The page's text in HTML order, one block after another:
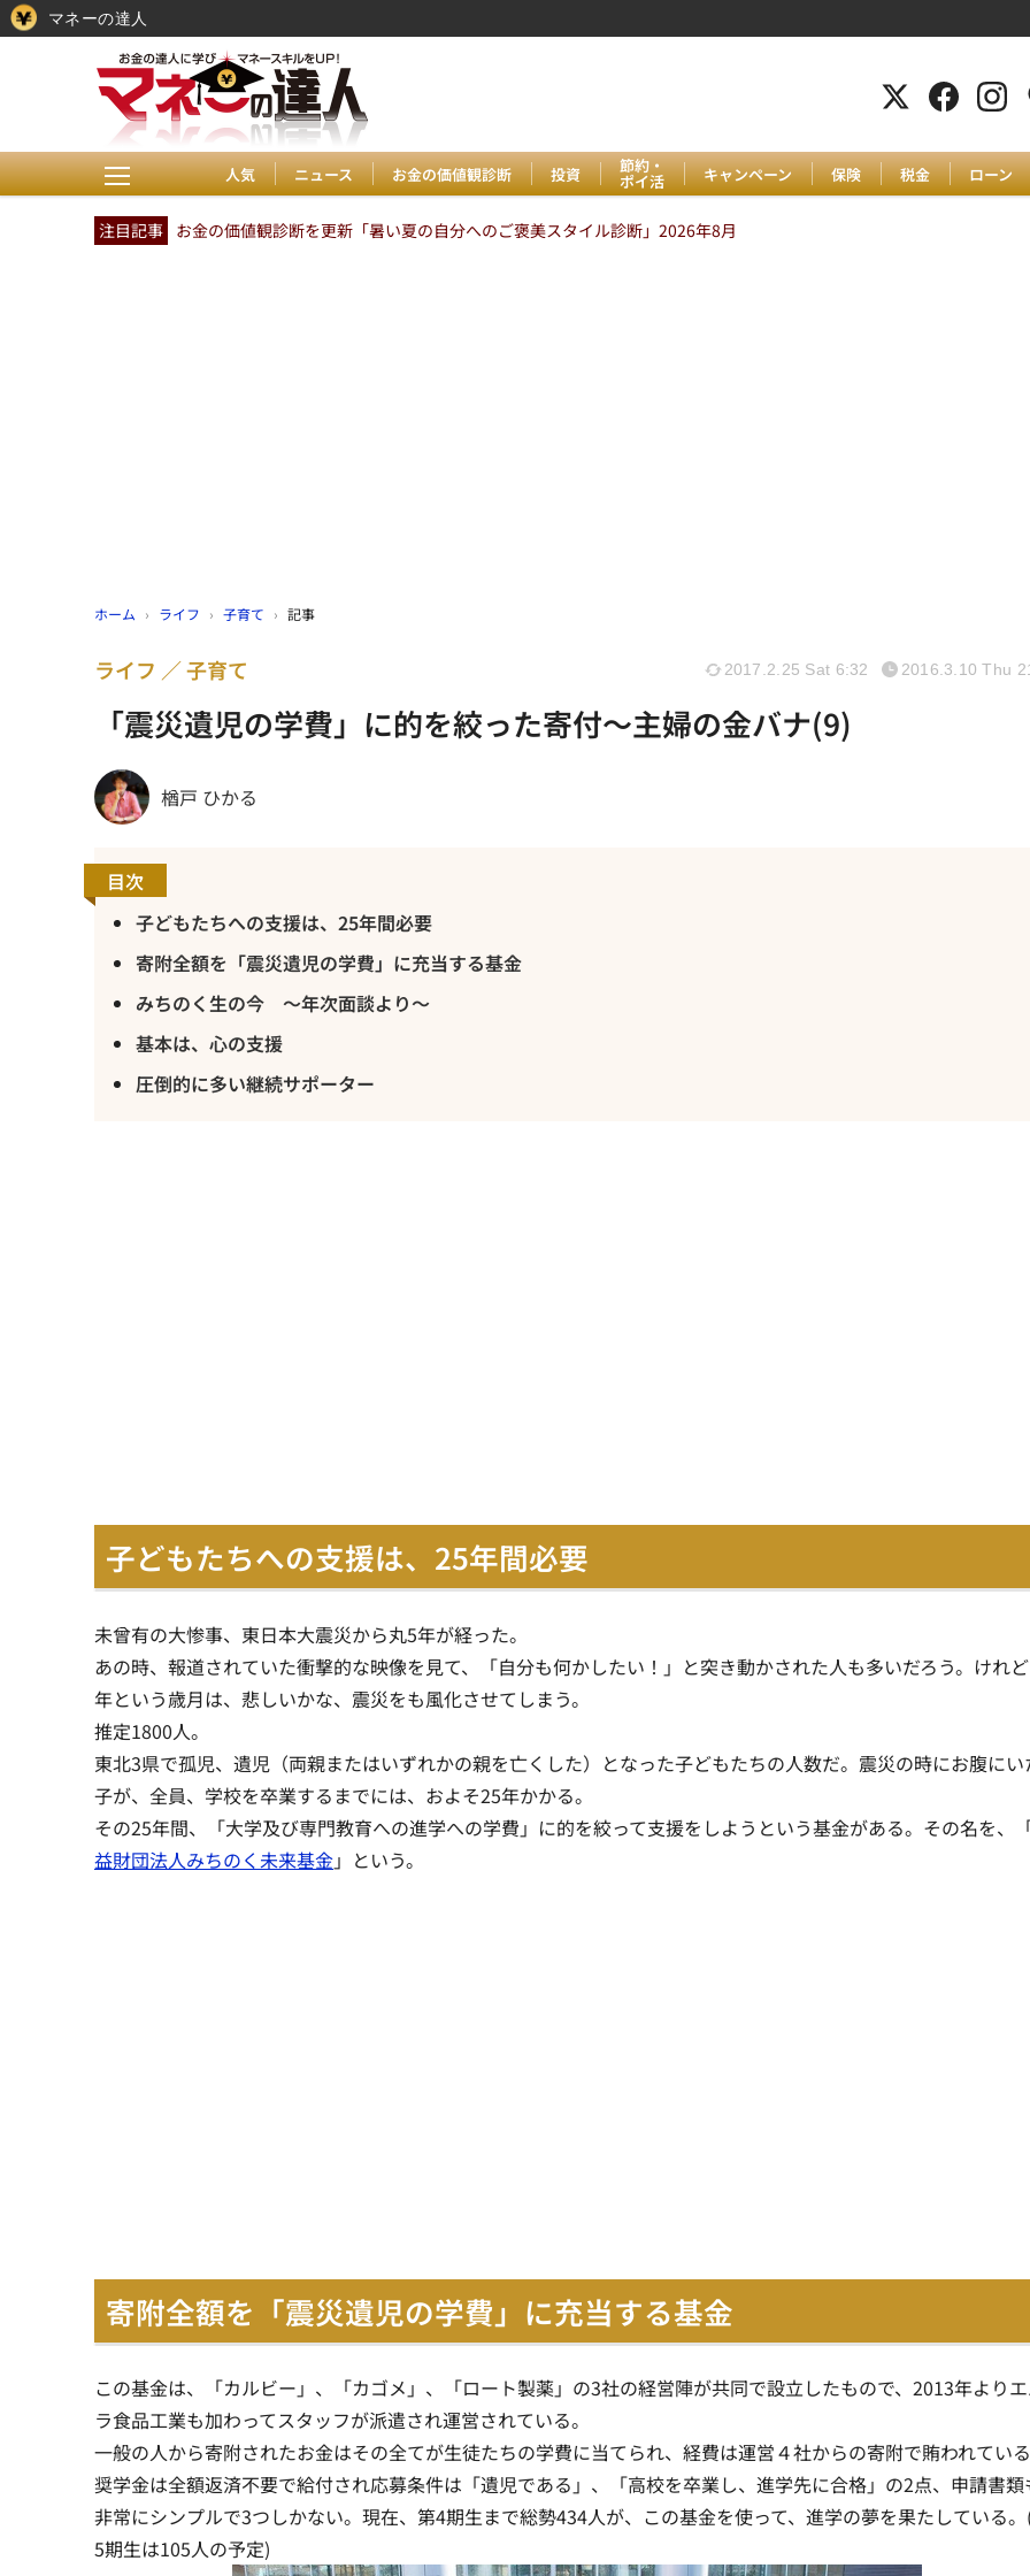
人気 ニュース お金の価値観診断 投資 節約・
ポイ活 キャンペーン 保険 税金 ローン
注目記事 お金の価値観診断を更新「暑い夏の自分へのご褒美スタイル診断」2026年8月
ホーム › ライフ › 子育て › 記事
「震災遺児の学費」に的を絞った寄付～主婦の金バナ(9)
ライフ 子育て 2017.2.25 Sat 6:32 2016.3.10 Thu
楢戸 ひかる
目次
子どもたちへの支援は、25年間必要
寄附全額を「震災遺児の学費」に充当する基金
みちのく生の今 ～年次面談より～
基本は、心の支援
圧倒的に多い継続サポーター
子どもたちへの支援は、25年間必要
未曾有の大惨事、東日本大震災から丸5年が経った。
あの時、報道されていた衝撃的な映像を見て、「自分も何かしたい！」と突き動かされた人も多いだろう。けれ
年という歳月は、悲しいかな、震災をも風化させてしまう。
推定1800人。
東北3県で孤児、遺児（両親またはいずれかの親を亡くした）となった子どもたちの人数だ。震災の時にお腹にい
子が、全員、学校を卒業するまでには、およそ25年かかる。
その25年間、「大学及び専門教育への進学への学費」に的を絞って支援をしようという基金がある。その名を、
益財団法人みちのく未来基金」という。
寄附全額を「震災遺児の学費」に充当する基金
この基金は、「カルビー」、「カゴメ」、「ロート製薬」の3社の経営陣が共同で設立したもので、2013年より
ラ食品工業も加わってスタッフが派遣され運営されている。
一般の人から寄附されたお金はその全てが生徒たちの学費に当てられ、経費は運営４社からの寄附で賄われてい
奨学金は全額返済不要で給付され応募条件は「遺児である」、「高校を卒業し、進学先に合格」の2点、申請書類
非常にシンプルで3つしかない。現在、第4期生まで総勢434人が、この基金を使って、進学の夢を果たしている
5期生は105人の予定)
マネーの達人